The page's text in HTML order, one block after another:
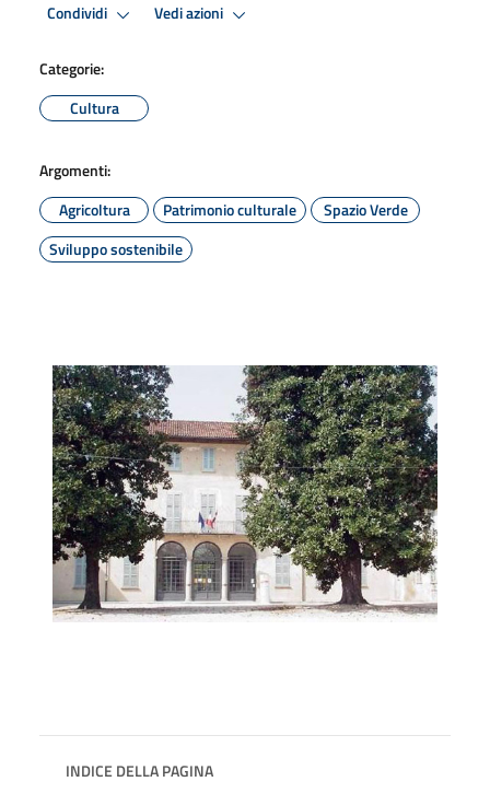
Condividi Vedi azioni
Categorie:
Cultura
Argomenti:
Agricoltura
Patrimonio culturale
Spazio Verde
Sviluppo sostenibile
INDICE DELLA PAGINA